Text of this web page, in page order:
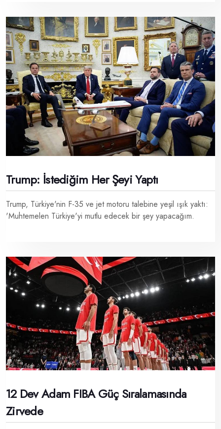
Trump: İstediğim Her Şeyi Yaptı
Trump, Türkiye'nin F-35 ve jet motoru talebine yeşil ışık yaktı:
'Muhtemelen Türkiye'yi mutlu edecek bir şey yapacağım.
12 Dev Adam FIBA Güç Sıralamasında
Zirvede